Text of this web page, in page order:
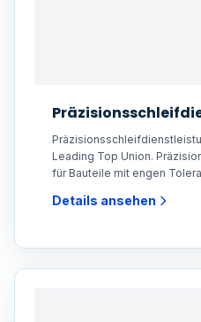
Leading Top Union.
für Bauteile mit engen
Details ansehen